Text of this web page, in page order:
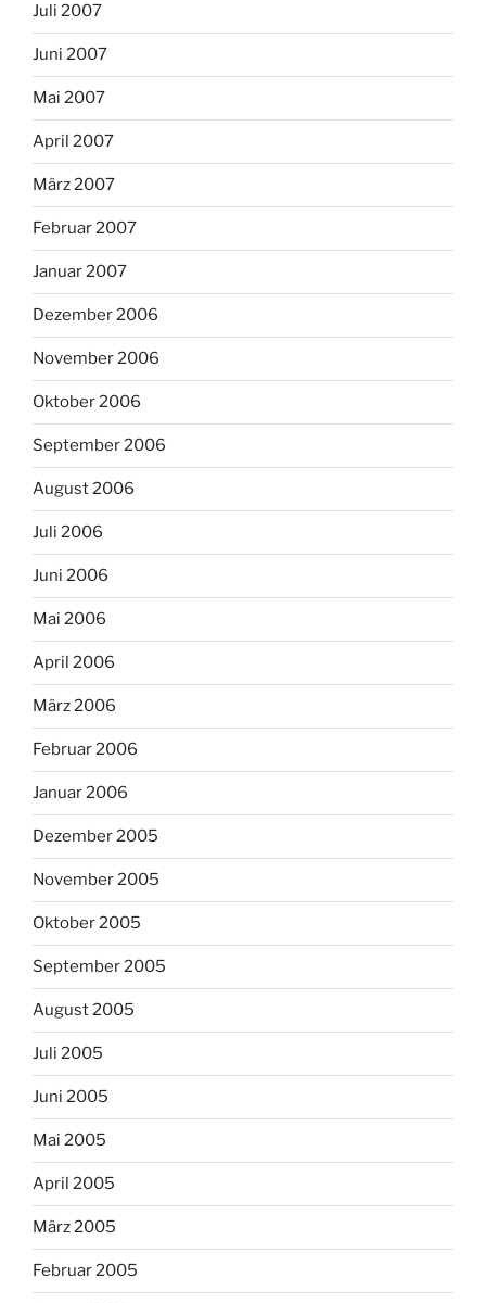
Juli 2007
Juni 2007
Mai 2007
April 2007
März 2007
Februar 2007
Januar 2007
Dezember 2006
November 2006
Oktober 2006
September 2006
August 2006
Juli 2006
Juni 2006
Mai 2006
April 2006
März 2006
Februar 2006
Januar 2006
Dezember 2005
November 2005
Oktober 2005
September 2005
August 2005
Juli 2005
Juni 2005
Mai 2005
April 2005
März 2005
Februar 2005